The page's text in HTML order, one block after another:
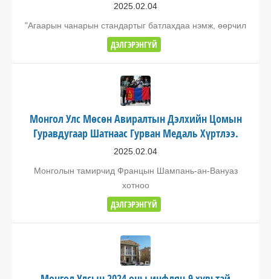
2025.02.04
"Агаарын чанарын стандартыг батлахдаа нэмж, өөрчил
ДЭЛГЭРЭНГҮЙ
Монгол Улс Мөсөн Авиралтын Дэлхийн Цомын
Гуравдугаар Шатнаас Гурван Медаль Хүртлээ.
2025.02.04
Монголын тамирчид Францын Шампань-ан-Вануаз
хотноо
ДЭЛГЭРЭНГҮЙ